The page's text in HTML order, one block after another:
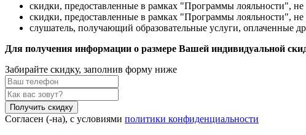
скидки, предоставленные в рамках "Программы лояльности",
скидки, предоставленные в рамках "Программы лояльности",
слушатель, получающий образовательные услуги, оплаченные
Для получения информации о размере Вашей индивидуальной
Забирайте скидку, заполнив форму ниже
Получить скидку
Согласен (-на), с условиями политики конфиденциальности